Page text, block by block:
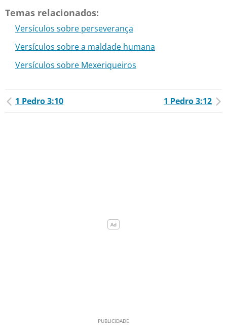
Temas relacionados:
Versículos sobre perseverança
Versículos sobre a maldade humana
Versículos sobre Mexeriqueiros
1 Pedro 3:10 1 Pedro 3:12